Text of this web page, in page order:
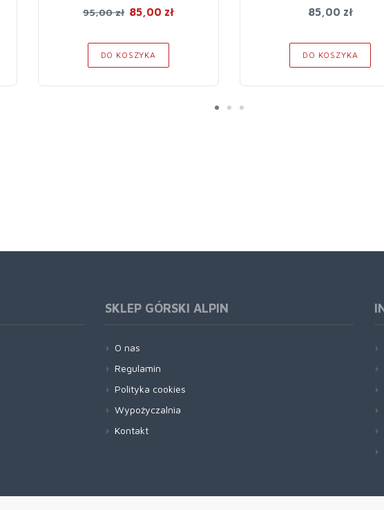
95,00 zł 85,00 zł
DO KOSZYKA
85,00 zł
DO KOSZYKA
SKLEP GÓRSKI ALPIN
O nas
Regulamin
Polityka cookies
Wypożyczalnia
Kontakt